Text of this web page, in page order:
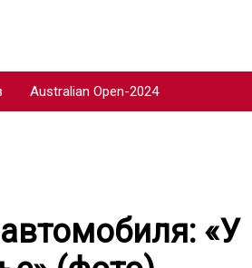
Australian Open-2024
«У